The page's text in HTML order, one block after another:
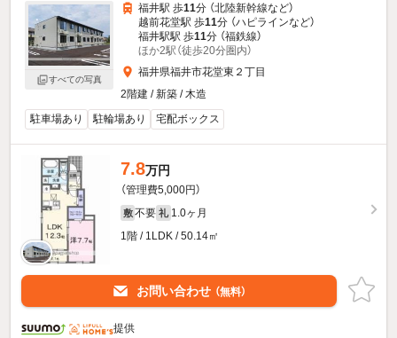
すべての写真
福井駅 歩11分 （北陸新幹線など）
越前花堂駅 歩11分 （ハピラインなど）
福井駅駅 歩11分 （福鉄線）
ほか2駅（徒歩20分圏内）
福井県福井市花堂東２丁目
2階建 / 新築 / 木造
駐車場あり
駐輪場あり 宅配ボックス
7.8万円
（管理費5,000円）
敷 不要 礼 1.0ヶ月
1階 / 1LDK / 50.14㎡
お問い合わせ （無料）
提供